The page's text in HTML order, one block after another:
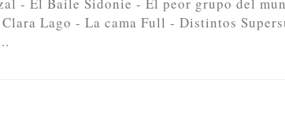
Lago - La cama Full - Distintos